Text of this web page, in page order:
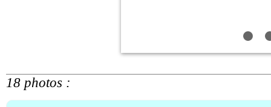
18 photos :